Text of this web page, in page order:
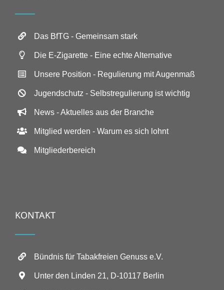
Das BfTG - Gemeinsam stark
Die E-Zigarette - Eine echte Alternative
Unsere Position - Regulierung mit Augenmaß
Jugendschutz - Selbstregulierung ist wichtig
News - Aktuelles aus der Branche
Mitglied werden - Warum es sich lohnt
Mitgliederbereich
KONTAKT
Bündnis für Tabakfreien Genuss e.V.
Unter den Linden 21, D-10117 Berlin